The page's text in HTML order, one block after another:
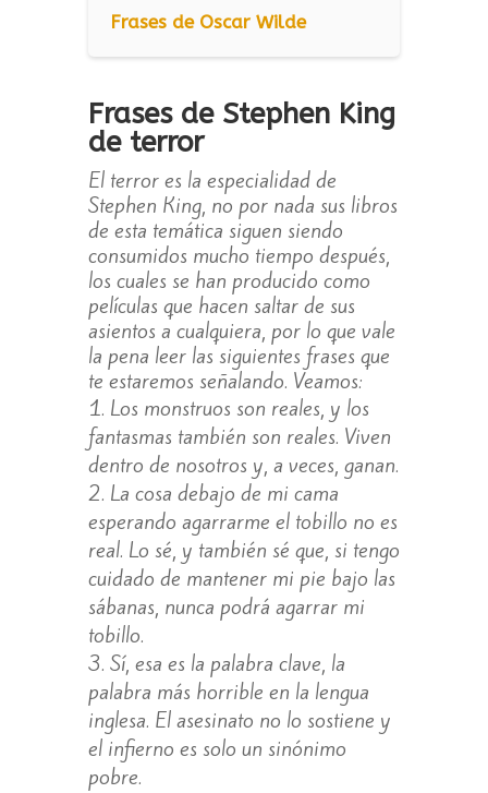
Frases de Oscar Wilde
Frases de Stephen King
de terror
El terror es la especialidad de
Stephen King, no por nada sus libros
de esta temática siguen siendo
consumidos mucho tiempo después,
los cuales se han producido como
películas que hacen saltar de sus
asientos a cualquiera, por lo que vale
la pena leer las siguientes frases que
te estaremos señalando. Veamos:
Los monstruos son reales, y los
fantasmas también son reales. Viven
dentro de nosotros y, a veces, ganan.
La cosa debajo de mi cama
esperando agarrarme el tobillo no es
real. Lo sé, y también sé que, si tengo
cuidado de mantener mi pie bajo las
sábanas, nunca podrá agarrar mi
tobillo.
Sí, esa es la palabra clave, la
palabra más horrible en la lengua
inglesa. El asesinato no lo sostiene y
el infierno es solo un sinónimo
pobre.